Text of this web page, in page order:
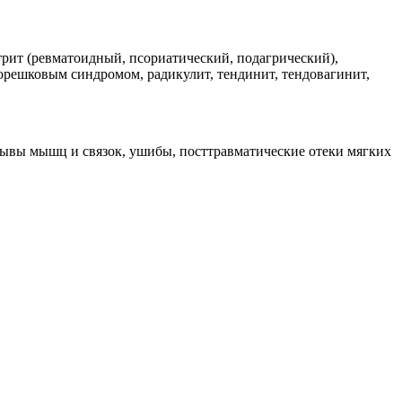
(ревматоидный, псориатический, подагрический),
синдромом, радикулит, тендинит, тендовагинит,
мышц и связок, ушибы, посттравматические отеки мягких